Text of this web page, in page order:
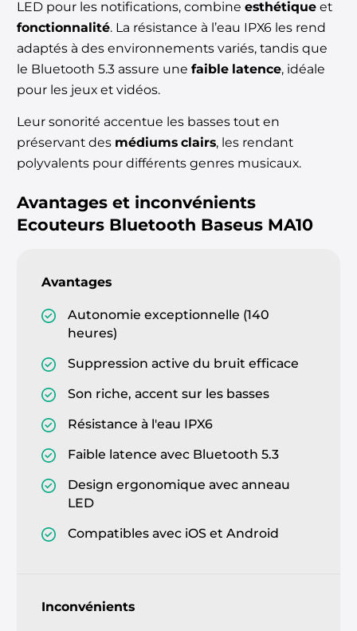
LED pour les notifications, combine esthétique et
fonctionnalité. La résistance à l’eau IPX6 les rend
adaptés à des environnements variés, tandis que
le Bluetooth 5.3 assure une faible latence, idéale
pour les jeux et vidéos.
Leur sonorité accentue les basses tout en
préservant des médiums clairs, les rendant
polyvalents pour différents genres musicaux.
Avantages et inconvénients
Ecouteurs Bluetooth Baseus MA10
Avantages
Autonomie exceptionnelle (140
heures)
Suppression active du bruit efficace
Son riche, accent sur les basses
Résistance à l'eau IPX6
Faible latence avec Bluetooth 5.3
Design ergonomique avec anneau
LED
Compatibles avec iOS et Android
Inconvénients